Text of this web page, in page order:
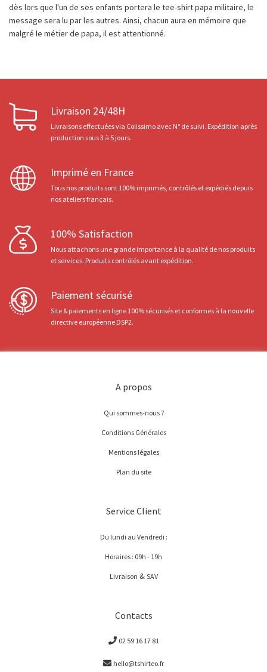
dès lors que l'un de ses enfants portera le tee-shirt papa militaire, le
message sera lu par les autres. Ainsi, chacun aura en mémoire que
malgré le métier de papa, il est attentionné.
Livraison 24/48H
Livraisons effectuées via Colissimo avec N° de suivi. Expédition après
production sous 3 à 5 jours.
Imprimé en France
Tous nos produits sont 100% imprimés, contrôlés et expédiés depuis
nos ateliers français.
100% Satisfaction
Nous attachons une grande importance à la qualité de nos produits
et services. Produits contrôlés avant expédition.
Paiement sécurisé
Site & paiements en ligne 100% sécurisés et conformes à la nouvelle
directive européenne DSP2.
A propos
Qui sommes-nous ?
Conditions Générales
Mentions légales
Plan du site
Service Client
Du lundi au Vendredi :
Horaires : 09h - 19h
Livraison & SAV
Contacts
02 59 16 17 81
hello@tshirteo.fr